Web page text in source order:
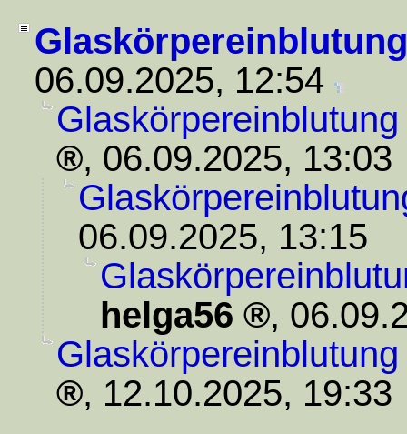
Glaskörpereinblutung
06.09.2025, 12:54
Glaskörpereinblutung
, 06.09.2025, 13:03
06.09.2025, 13:15
helga56
,
Glaskörpereinblutung
, 12.10.2025, 19:33